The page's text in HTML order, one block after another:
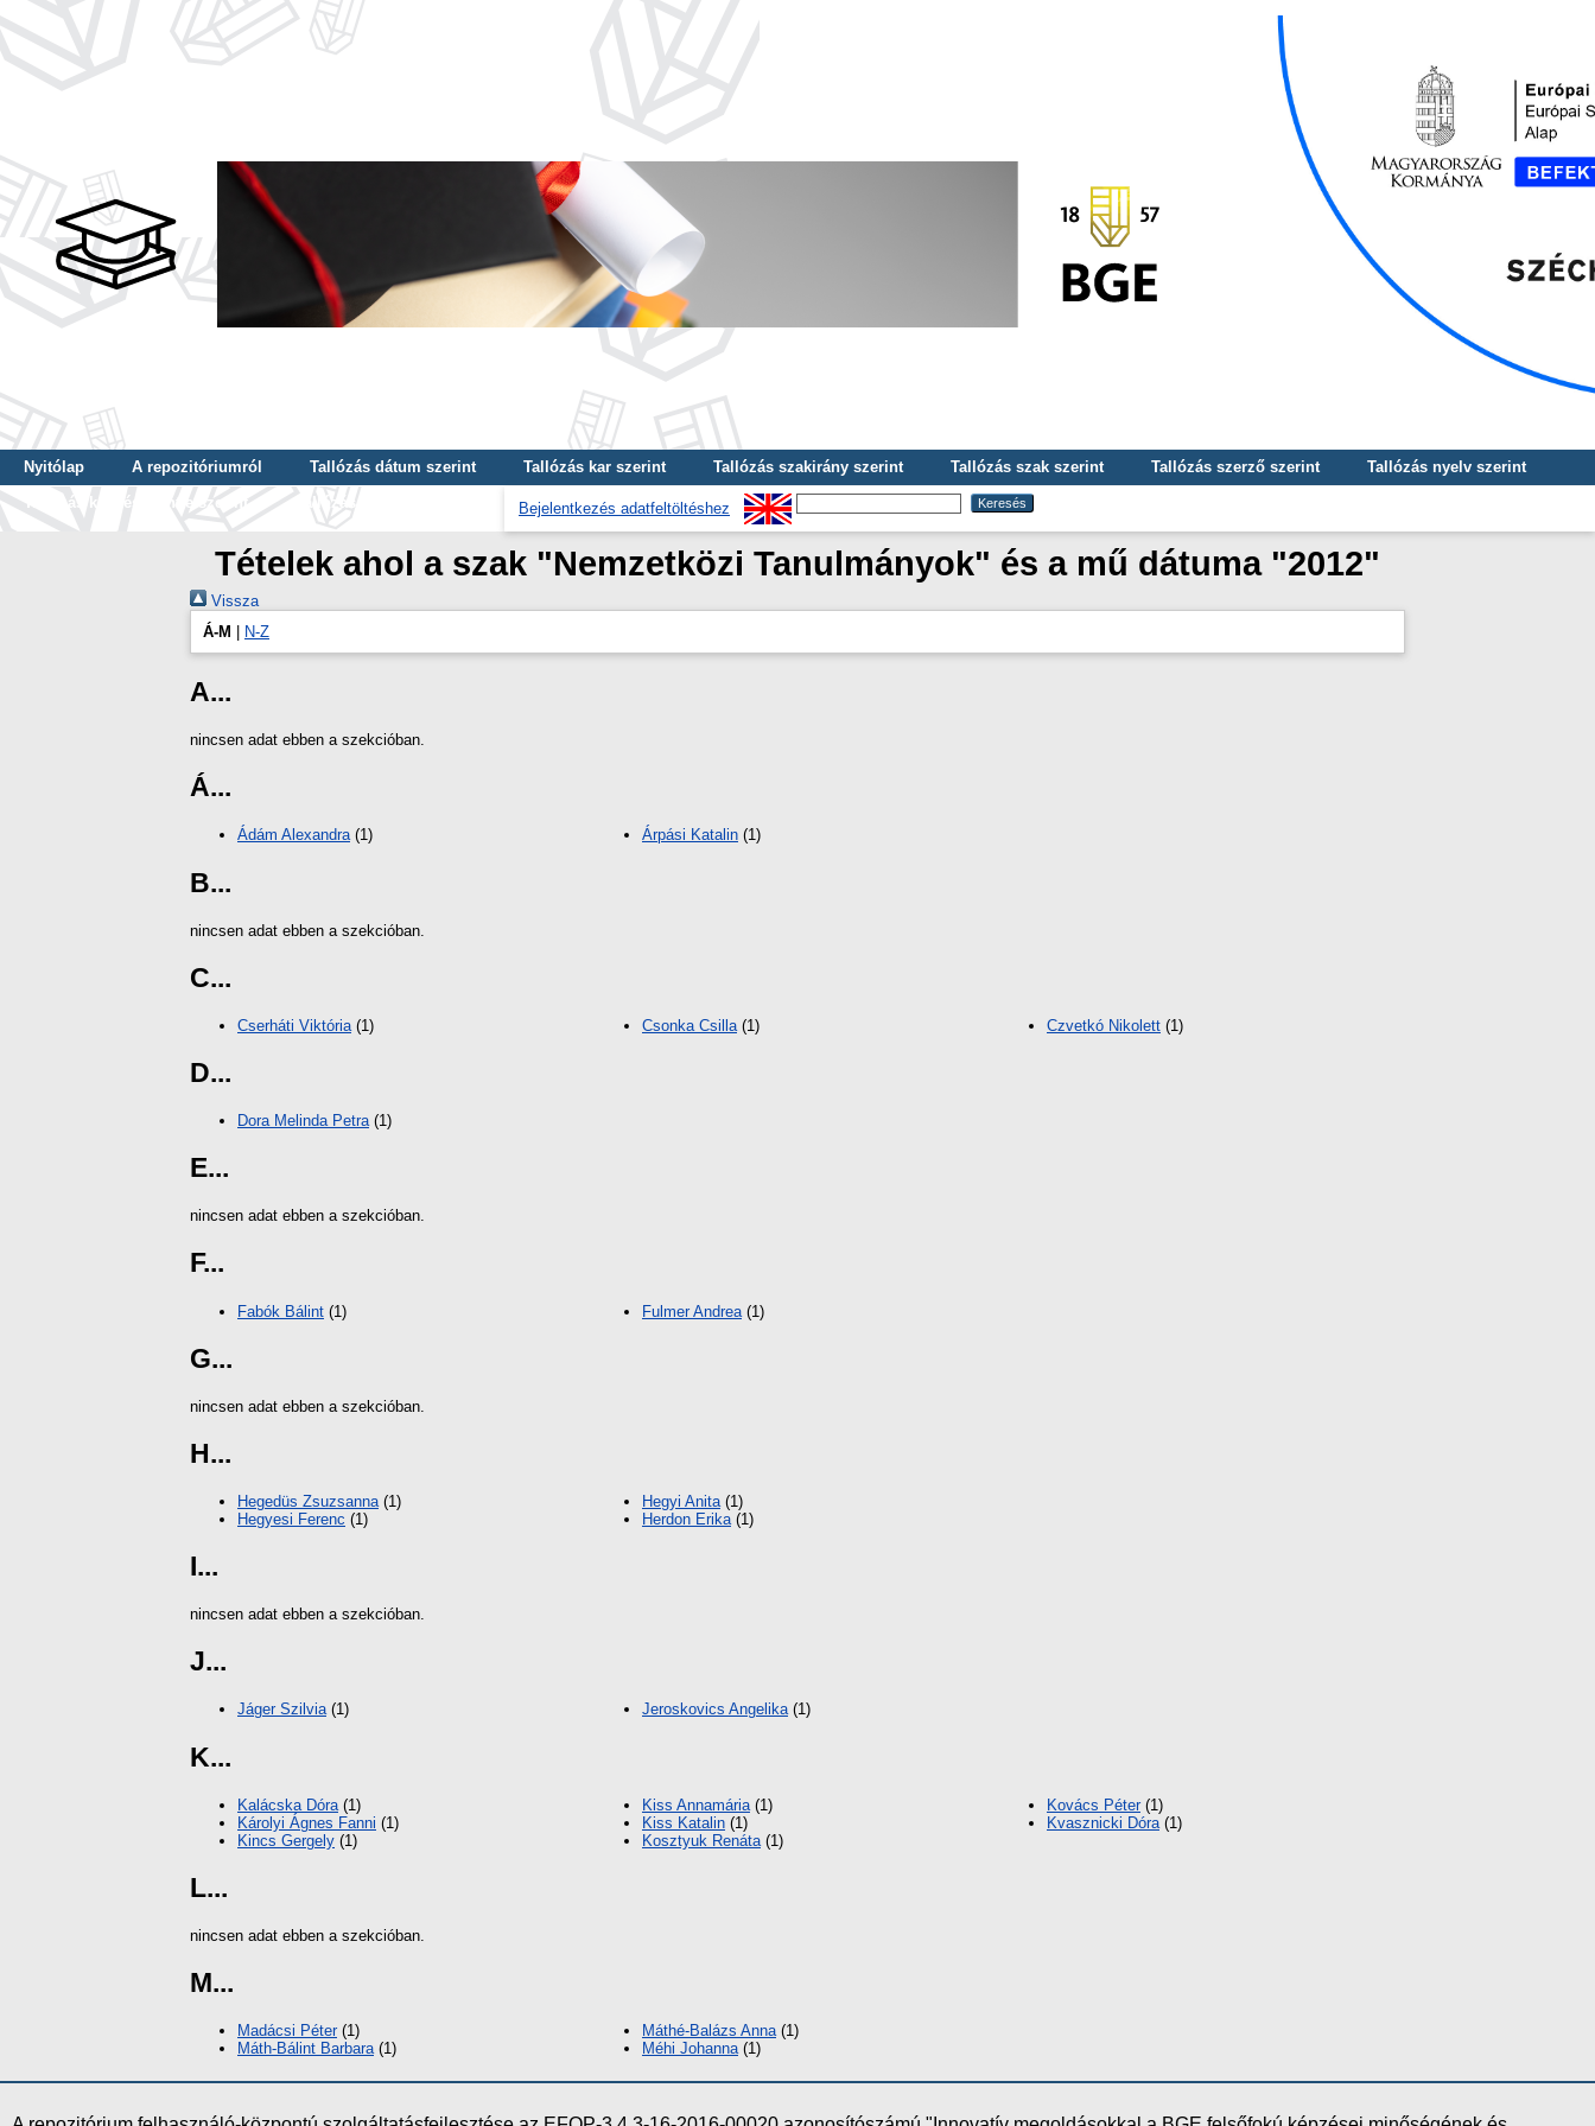
Nyitólap A repozitóriumról Tallózás dátum szerint Tallózás kar szerint Tallózás szakirány szerint Tallózás szak szerint Tallózás szerző szerint
Tallózás nyelv szerint
Tallózás képzés szintje szerint
Tallózás kulcsszó szerint Bejelentkezés adatfeltöltéshez
Tételek ahol a szak "Nemzetközi Tanulmányok" és a mű dátuma "2012"
Vissza
Á-M
N-Z
A...
nincsen adat ebben a szekcióban.
Á...
Ádám Alexandra(1) Árpási Katalin (1)
B...
nincsen adat ebben a szekcióban.
C...
Cserháti Viktória (1) Csonka Csilla (1) Czvetkó Nikolett (1)
D...
Dora Melinda Petra(1)
E...
nincsen adat ebben a szekcióban.
F...
Fabók Bálint (1) Fulmer Andrea (1)
G...
nincsen adat ebben a szekcióban.
H...
Hegedüs Zsuzsanna (1)
Hegyesi Ferenc (1)
Hegyi Anita (1)
Herdon Erika (1)
I...
nincsen adat ebben a szekcióban.
J...
Jáger Szilvia(1) Jeroskovics Angelika(1)
K...
Kalácska Dóra (1)
Károlyi Ágnes Fanni (1)
Kincs Gergely (1)
Kiss Annamária (1)
Kiss Katalin (1)
Kosztyuk Renáta (1)
Kovács Péter(1)
Kvasznicki Dóra (1)
L...
nincsen adat ebben a szekcióban.
M...
Madácsi Péter(1)
Máth-Bálint Barbara(1)
Máthé-Balázs Anna(1)
Méhi Johanna(1)